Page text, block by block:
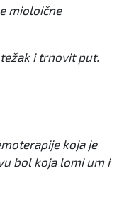
mioloične
i trnovit put.
koja je
bol koja lomi um i